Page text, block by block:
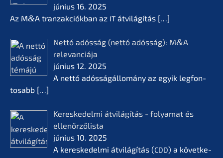
június 16. 2025
Az M&A tranzak­ciók­ban az IT átvilá­gí­tás […]
Nettó adósság (nettó adósság): M&A
relevan­ciá­ja
június 12. 2025
A nettó adóssá­gál­lomá­ny az egyik legfon­
tosabb […]
Keres­ke­del­mi átvilá­gí­tás - folyamat és
ellenőr­ző­lis­ta
június 10. 2025
A keres­ke­del­mi átvilá­gí­tás (CDD) a követ­ke­